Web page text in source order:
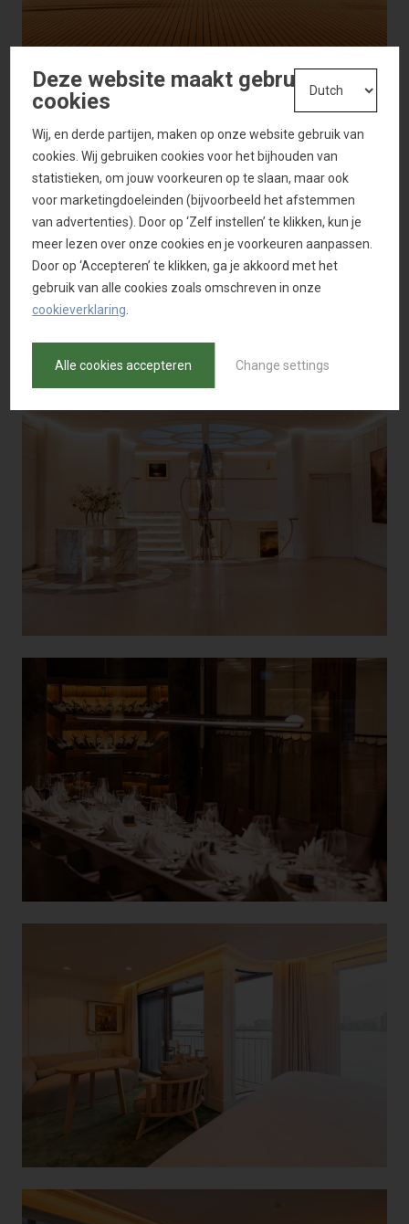
Deze website maakt gebruik van
cookies
Wij, en derde partijen, maken op onze website gebruik van
cookies. Wij gebruiken cookies voor het bijhouden van
statistieken, om jouw voorkeuren op te slaan, maar ook
voor marketingdoeleinden (bijvoorbeeld het afstemmen
van advertenties). Door op ‘Zelf instellen’ te klikken, kun je
meer lezen over onze cookies en je voorkeuren aanpassen.
Door op ‘Accepteren’ te klikken, ga je akkoord met het
gebruik van alle cookies zoals omschreven in onze
cookieverklaring
Alle cookies accepteren Change settings